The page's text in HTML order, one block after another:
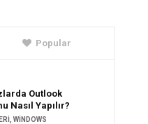
Popular
Outlook
Nasıl Yapılır?
,WINDOWS